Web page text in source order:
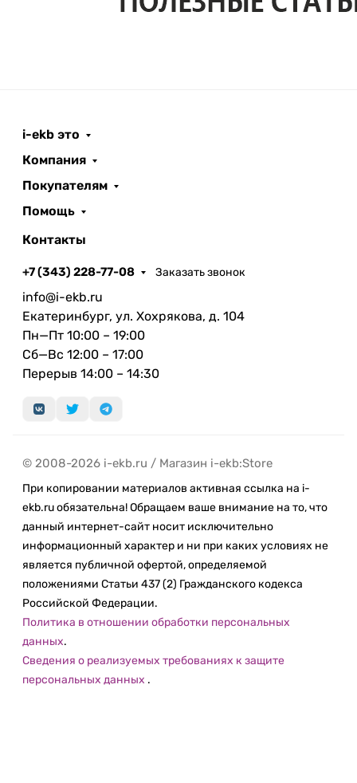
i-ekb это
Компания
Покупателям
Помощь
Контакты
+7 (343) 228-77-08 Заказать звонок
info@i-ekb.ru
Екатеринбург, ул. Хохрякова, д. 104
Пн—Пт 10:00 – 19:00
Сб—Вс 12:00 – 17:00
Перерыв 14:00 – 14:30
© 2008-2026 i-ekb.ru / Магазин i-ekb:Store
При копировании материалов активная ссылка на i-
ekb.ru обязательна! Обращаем ваше внимание на то, что
данный интернет-сайт носит исключительно
информационный характер и ни при каких условиях не
является публичной офертой, определяемой
положениями Статьи 437 (2) Гражданского кодекса
Российской Федерации.
Политика в отношении обработки персональных
данных.
Сведения о реализуемых требованиях к защите
персональных данных .